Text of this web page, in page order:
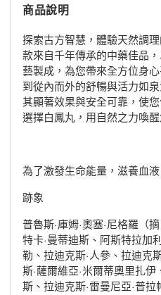
商品說明
探索古方智慧，體驗天然調
款來自千年傳承的中藥佳品
藝製成，為您帶來全方位身
到從內而外的舒暢與活力如
其顯著效果與安全可靠，使
選擇白鳳丸，用自然之力喚
為了激發生命能量，滋養血
跡象
普魯斯·庫姆·奧塞·尼格羅（
特卡·曼蒂迪斯、阿斯特拉加
勒、拉迪克斯·人參、拉迪克
斯·薩爾維亞·米爾蒂奧里扎
斯、拉迪克斯·雷曼尼亞·普拉